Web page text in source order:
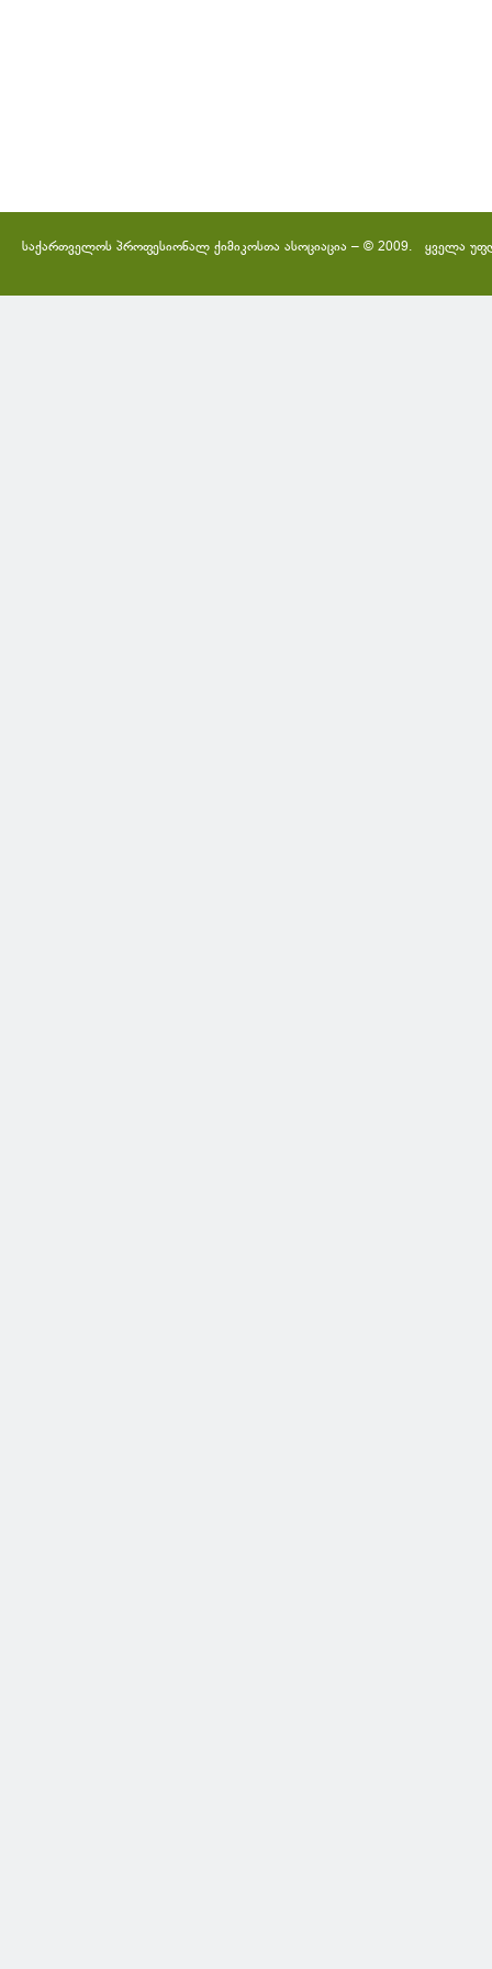
საქართველოს პროფესიონალ ქიმიკოსთა ასოციაცია – © 2009. ყველა